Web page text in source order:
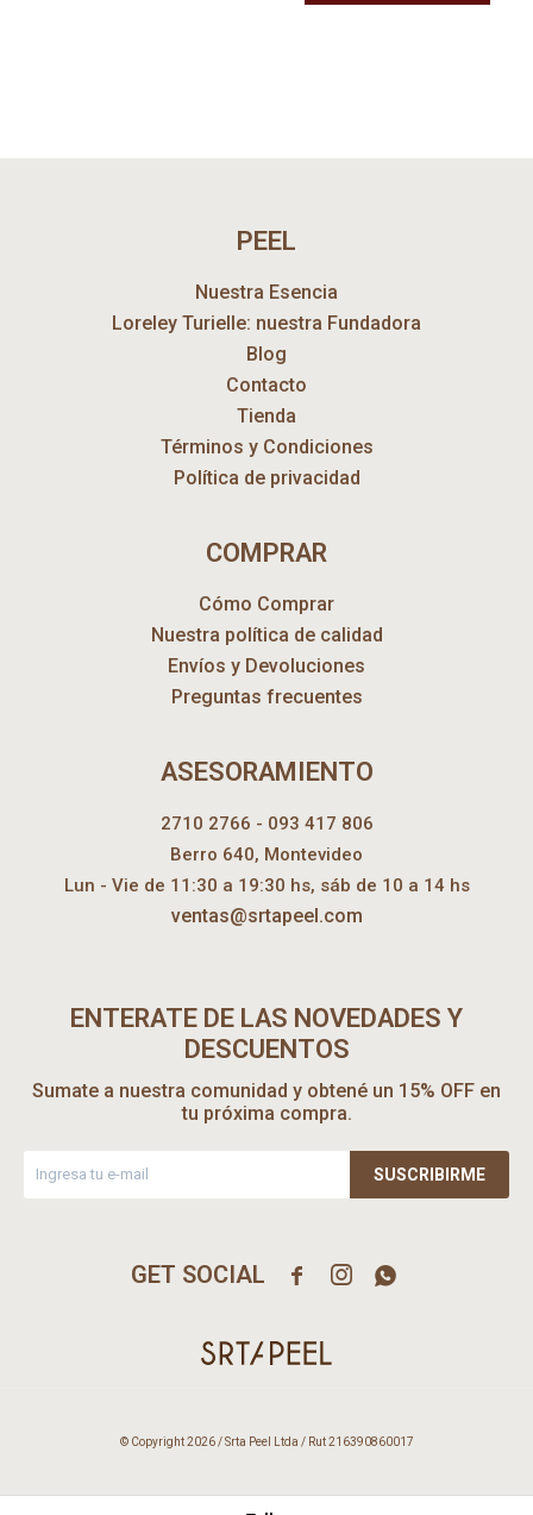
PEEL
Nuestra Esencia
Loreley Turielle: nuestra Fundadora
Blog
Contacto
Tienda
Términos y Condiciones
Política de privacidad
COMPRAR
Cómo Comprar
Nuestra política de calidad
Envíos y Devoluciones
Preguntas frecuentes
ASESORAMIENTO
2710 2766 - 093 417 806
Berro 640, Montevideo
Lun - Vie de 11:30 a 19:30 hs, sáb de 10 a 14 hs
ventas@srtapeel.com
ENTERATE DE LAS NOVEDADES Y
DESCUENTOS
Sumate a nuestra comunidad y obtené un 15% OFF en
tu próxima compra.
SUSCRIBIRME
  
© Copyright 2026 / Srta Peel Ltda / Rut 216390860017